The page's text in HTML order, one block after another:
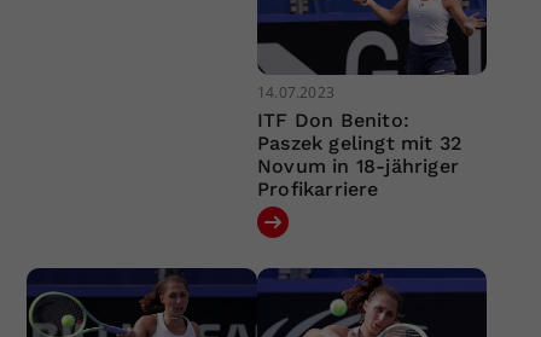
14.07.2023
ITF Don Benito:
Paszek gelingt mit 32
Novum in 18-jähriger
Profikarriere